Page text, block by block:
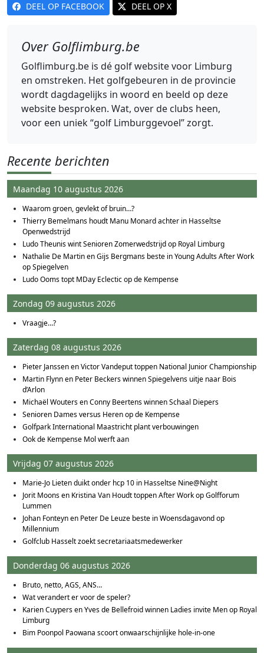
DEEL OP FACEBOOK DEEL OP X
Over Golflimburg.be
Golflimburg.be is dé golf website voor Limburg
en omstreken. Het golfgebeuren in de provincie
wordt dagdagelijks in woord en beeld op deze
website besproken. Wat, over de clubs heen,
voor een uniek “golf Limburggevoel” zorgt.
Recente berichten
Maandag 10 augustus 2026
Waarom groen, gevlekt of bruin…?
Thierry Bemelmans houdt Manu Monard achter in Hasseltse
Openwedstrijd
Ludo Theunis wint Senioren Zomerwedstrijd op Royal Limburg
Nathalie De Martin en Gijs Bergmans beste in Young Adults After Work
op Spiegelven
Ludo Ooms topt MDay Eclectic op de Kempense
Zondag 09 augustus 2026
Vraagje…?
Zaterdag 08 augustus 2026
Pieter Janssen en Victor Vandeput toppen National Junior Championship
Martin Flynn en Peter Beckers winnen Spiegelvens uitje naar Bois
d’Arlon
Michaël Wouters en Conny Beertens winnen Schaal Diepers
Senioren Dames versus Heren op de Kempense
Golfpark International Maastricht plant verbouwingen
Ook de Kempense Mol werft aan
Vrijdag 07 augustus 2026
Marie-Jo Lieten duikt onder hcp 10 in Hasseltse Nine@Night
Jorit Moons en Kristina Van Houdt toppen After Work op Golfforum
Lummen
Johan Fonteyn en Peter De Leuze beste in Woensdagavond op
Millennium
Golfclub Hasselt zoekt secretariaatsmedewerker
Donderdag 06 augustus 2026
Bruto, netto, AGS, ANS…
Wat verandert er voor de speler?
Karien Cuypers en Yves de Bellefroid winnen Ladies invite Men op Royal
Limburg
Bim Poonpol Paowana scoort onwaarschijnlijke hole-in-one